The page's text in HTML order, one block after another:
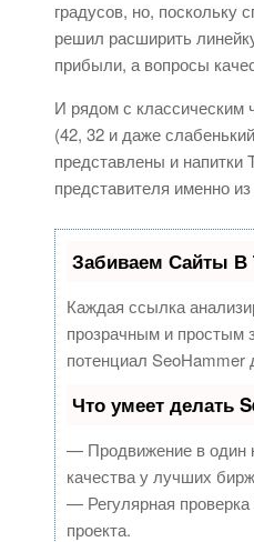
градусов, но, поскольку
решил расширить
прибыли, а вопросы
И рядом с классическим
(42, 32 и даже
представлены и напитки
представителя именно
Забиваем Сайты В
Каждая ссылка
прозрачным и простым
потенциал SeoHammer
Что умеет делать
— Продвижение в один
качества у лучших
— Регулярная
проекта.